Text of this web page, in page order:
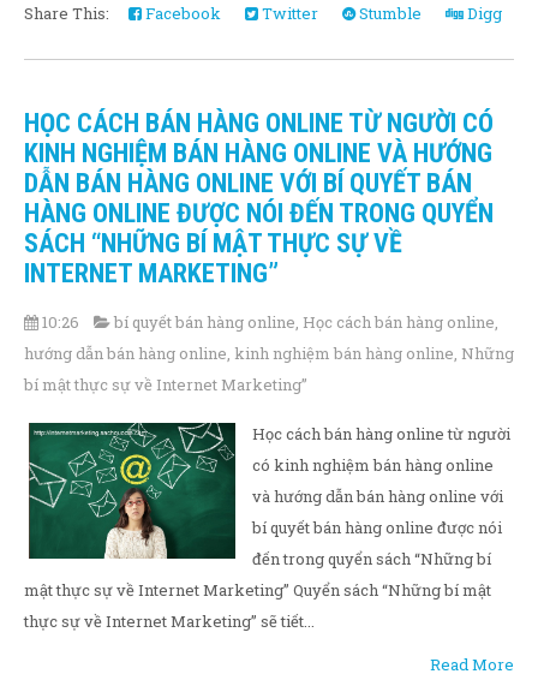
Share This: Facebook Twitter Stumble Digg
HỌC CÁCH BÁN HÀNG ONLINE TỪ NGƯỜI CÓ
KINH NGHIỆM BÁN HÀNG ONLINE VÀ HƯỚNG
DẪN BÁN HÀNG ONLINE VỚI BÍ QUYẾT BÁN
HÀNG ONLINE ĐƯỢC NÓI ĐẾN TRONG QUYỂN
SÁCH “NHỮNG BÍ MẬT THỰC SỰ VỀ
INTERNET MARKETING”
10:26 bí quyết bán hàng online Học cách bán hàng online
hướng dẫn bán hàng online kinh nghiệm bán hàng online Những
bí mật thực sự về Internet Marketing”
Học cách bán hàng online từ người
có kinh nghiệm bán hàng online
và hướng dẫn bán hàng online với
bí quyết bán hàng online được nói
đến trong quyển sách “Những bí
mật thực sự về Internet Marketing” Quyển sách “Những bí mật
thực sự về Internet Marketing” sẽ tiết...
Read More